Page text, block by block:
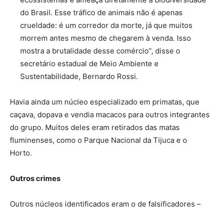
do Brasil. Esse tráfico de animais não é apenas
crueldade: é um corredor da morte, já que muitos
morrem antes mesmo de chegarem à venda. Isso
mostra a brutalidade desse comércio”, disse o
secretário estadual de Meio Ambiente e
Sustentabilidade, Bernardo Rossi.
Havia ainda um núcleo especializado em primatas, que
caçava, dopava e vendia macacos para outros integrantes
do grupo. Muitos deles eram retirados das matas
fluminenses, como o Parque Nacional da Tijuca e o
Horto.
Outros crimes
Outros núcleos identificados eram o de falsificadores –